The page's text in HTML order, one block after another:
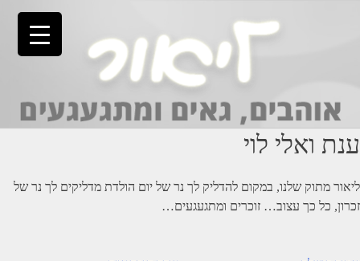
ענת ואלי לוי
ליאור מתוק שלנו, במקום להדליק לך נר של יום הולדת מדליקים לך נר של
זכרון, כל כך עצוב… זוכרים ומתגעגעים…